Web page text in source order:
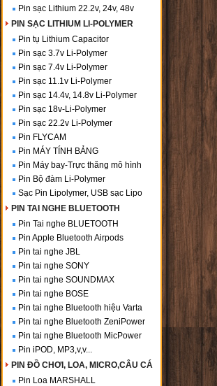
Pin sạc Lithium 22.2v, 24v, 48v
PIN SẠC LITHIUM LI-POLYMER
Pin tụ Lithium Capacitor
Pin sạc 3.7v Li-Polymer
Pin sạc 7.4v Li-Polymer
Pin sạc 11.1v Li-Polymer
Pin sạc 14.4v, 14.8v Li-Polymer
Pin sạc 18v-Li-Polymer
Pin sạc 22.2v Li-Polymer
Pin FLYCAM
Pin MÁY TÍNH BẢNG
Pin Máy bay-Trực thăng mô hình
Pin Bộ đàm Li-Polymer
Sạc Pin Lipolymer, USB sạc Lipo
PIN TAI NGHE BLUETOOTH
Pin Tai nghe BLUETOOTH
Pin Apple Bluetooth Airpods
Pin tai nghe JBL
Pin tai nghe SONY
Pin tai nghe SOUNDMAX
Pin tai nghe BOSE
Pin tai nghe Bluetooth hiệu Varta
Pin tai nghe Bluetooth ZeniPower
Pin tai nghe Bluetooth MicPower
Pin iPOD, MP3,v,v...
PIN ĐỒ CHƠI, LOA, MICRO,CÂU CÁ
Pin Loa MARSHALL